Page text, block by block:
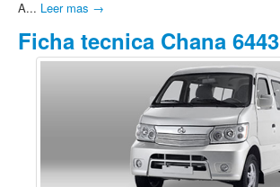
A... Leer mas →
Ficha tecnica Chana 6443